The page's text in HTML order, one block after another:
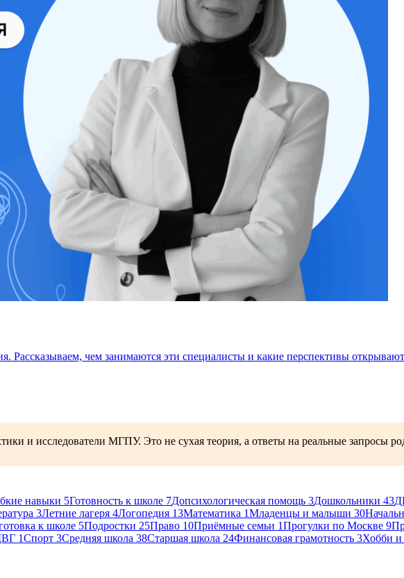
чем занимаются эти специалисты и какие перспективы
и исследователи МГПУ. Это не сухая теория, а ответы на реальные запросы
навыки 5Готовность к школе 7Допсихологическая помощь 3Дошкольники 43
3Летние лагеря 4Логопедия 13Математика 1Младенцы и малыши 30
к школе 5Подростки 25Право 10Приёмные семьи 1Прогулки по Москве 9
1Спорт 3Средняя школа 38Старшая школа 24Финансовая грамотность 3Хобби и